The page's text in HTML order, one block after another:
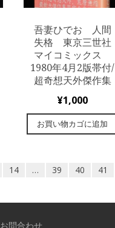
吾妻ひでお 人間
失格 東京三世社
マイコミックス
1980年4月2版帯付/
超奇想天外傑作集
¥1,000
お買い物カゴに追加
14 … 39 40 41
お問合わせ